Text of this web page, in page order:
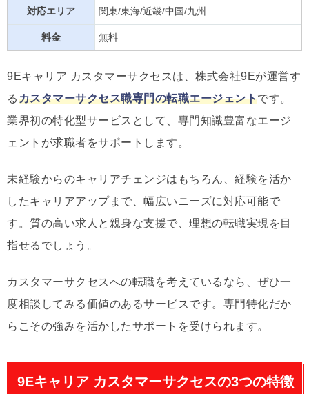
対応エリア 関東/東海/近畿/中国/九州
料金 無料
9Eキャリア カスタマーサクセスは、株式会社9Eが運営す
るカスタマーサクセス職専門の転職エージェントです。
業界初の特化型サービスとして、専門知識豊富なエージ
ェントが求職者をサポートします。
未経験からのキャリアチェンジはもちろん、経験を活か
したキャリアアップまで、幅広いニーズに対応可能で
す。質の高い求人と親身な支援で、理想の転職実現を目
指せるでしょう。
カスタマーサクセスへの転職を考えているなら、ぜひ一
度相談してみる価値のあるサービスです。専門特化だか
らこその強みを活かしたサポートを受けられます。
9Eキャリア カスタマーサクセスの3つの特徴